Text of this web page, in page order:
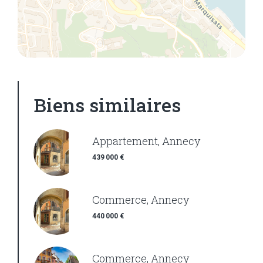
Biens similaires
Appartement, Annecy
439 000 €
Commerce, Annecy
440 000 €
Commerce, Annecy